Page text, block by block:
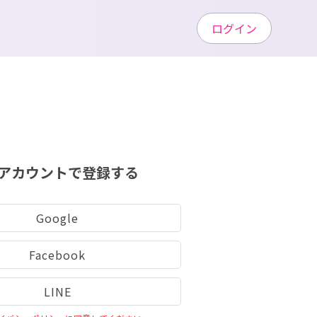
カウントで登録する
Google
Facebook
LINE
ログイン